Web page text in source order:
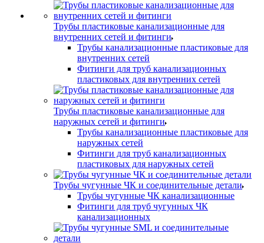
Трубы пластиковые канализационные для
внутренних сетей и фитинги
Трубы канализационные пластиковые для
внутренних сетей
Фитинги для труб канализационных
пластиковых для внутренних сетей
Трубы пластиковые канализационные для
наружных сетей и фитинги
Трубы канализационные пластиковые для
наружных сетей
Фитинги для труб канализационных
пластиковых для наружных сетей
Трубы чугунные ЧК и соединительные детали
Трубы чугунные ЧК канализационные
Фитинги для труб чугунных ЧК
канализационных